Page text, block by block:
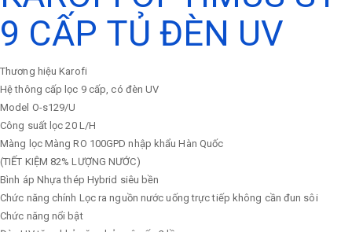
9 CẤP TỦ ĐÈN UV
Thương hiệu Karofi
Hệ thông cấp lọc 9 cấp, có đèn UV
Model O-s129/U
Công suất lọc 20 L/H
Màng lọc Màng RO 100GPD nhập khẩu Hàn Quốc
(TIẾT KIỆM 82% LƯỢNG NƯỚC)
Bình áp Nhựa thép Hybrid siêu bền
Chức năng chính Lọc ra nguồn nước uống trực tiếp không cần đun sôi
Chức năng nổi bật